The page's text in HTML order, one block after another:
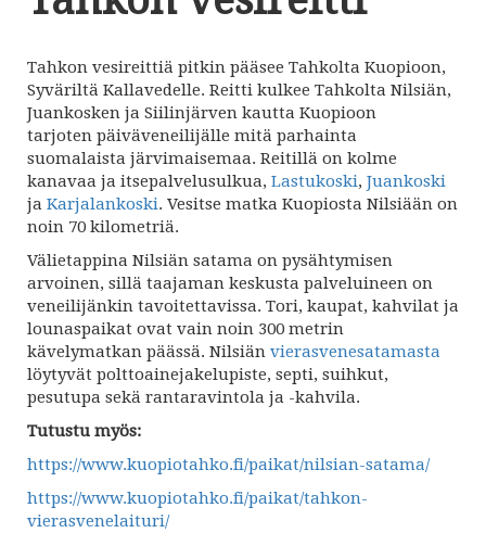
Tahkon vesireittiä pitkin pääsee Tahkolta Kuopioon,
Syväriltä Kallavedelle. Reitti kulkee Tahkolta Nilsiän,
Juankosken ja Siilinjärven kautta Kuopioon
tarjoten päiväveneilijälle mitä parhainta
suomalaista järvimaisemaa. Reitillä on kolme
kanavaa ja itsepalvelusulkua, Lastukoski, Juankoski
ja Karjalankoski. Vesitse matka Kuopiosta Nilsiään on
noin 70 kilometriä.
Välietappina Nilsiän satama on pysähtymisen
arvoinen, sillä taajaman keskusta palveluineen on
veneilijänkin tavoitettavissa. Tori, kaupat, kahvilat ja
lounaspaikat ovat vain noin 300 metrin
kävelymatkan päässä. Nilsiän vierasvenesatamasta
löytyvät polttoainejakelupiste, septi, suihkut,
pesutupa sekä rantaravintola ja -kahvila.
Tutustu myös:
https://www.kuopiotahko.fi/paikat/nilsian-satama/
https://www.kuopiotahko.fi/paikat/tahkon-
vierasvenelaituri/